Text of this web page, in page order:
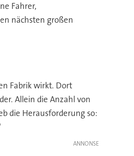
Fahrer,
nächsten großen
Fabrik wirkt. Dort
Allein die Anzahl von
die Herausforderung so: